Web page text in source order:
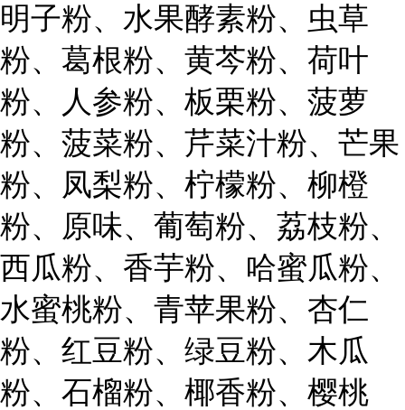
明子粉、水果酵素粉、虫草
粉、葛根粉、黄芩粉、荷叶
粉、人参粉、板栗粉、菠萝
粉、菠菜粉、芹菜汁粉、芒果
粉、凤梨粉、柠檬粉、柳橙
粉、原味、葡萄粉、荔枝粉、
西瓜粉、香芋粉、哈蜜瓜粉、
水蜜桃粉、青苹果粉、杏仁
粉、红豆粉、绿豆粉、木瓜
粉、石榴粉、椰香粉、樱桃